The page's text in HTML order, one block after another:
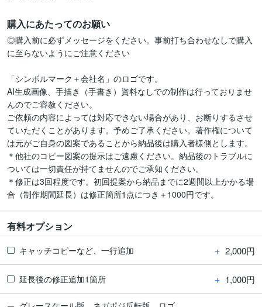
購入にあたってのお願い
◎購入前に必ずメッセージをください。事前打ち合わせなしで購入
に至らないようにご注意ください
「シンボルマーク＋会社名」のロゴです。
AI生成画像、手描き（手書き）資料なしでの制作は行っておりませ
んのでご容赦ください。
ご依頼の内容によっては対応できない場合があり、お断りするさせ
ていただくことがあります。予めご了承ください。著作権について
は元がご自身の図案であることから納品後は購入者様側とします。
＊他社のコピー図案の提示はご遠慮ください。納品後のトラブルに
ついては一切責任が持てませんのでご承知ください。
＊修正は3回程度です。初回提案から納品までに2週間以上かかる場
合（制作期間延長）は修正箇所1点につき＋1000円です。
有料オプション
キャッチコピーなど、一行追加 ＋ 2,000円
延長後の修正追加1箇所 ＋ 1,000円